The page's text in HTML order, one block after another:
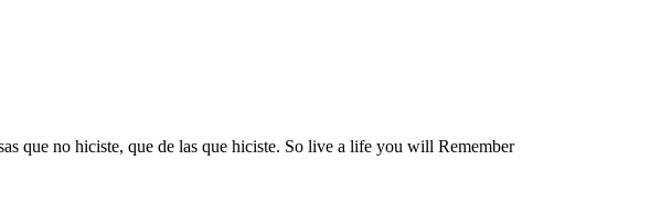
que no hiciste, que de las que hiciste. So live a life you will Remember